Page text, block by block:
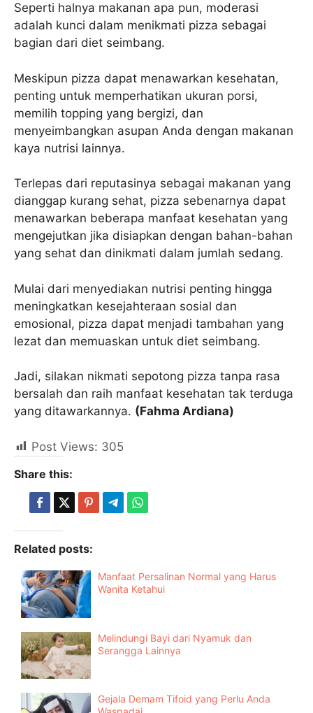
Seperti halnya makanan apa pun, moderasi
adalah kunci dalam menikmati pizza sebagai
bagian dari diet seimbang.
Meskipun pizza dapat menawarkan kesehatan,
penting untuk memperhatikan ukuran porsi,
memilih topping yang bergizi, dan
menyeimbangkan asupan Anda dengan makanan
kaya nutrisi lainnya.
Terlepas dari reputasinya sebagai makanan yang
dianggap kurang sehat, pizza sebenarnya dapat
menawarkan beberapa manfaat kesehatan yang
mengejutkan jika disiapkan dengan bahan-bahan
yang sehat dan dinikmati dalam jumlah sedang.
Mulai dari menyediakan nutrisi penting hingga
meningkatkan kesejahteraan sosial dan
emosional, pizza dapat menjadi tambahan yang
lezat dan memuaskan untuk diet seimbang.
Jadi, silakan nikmati sepotong pizza tanpa rasa
bersalah dan raih manfaat kesehatan tak terduga
yang ditawarkannya. (Fahma Ardiana)
Post Views: 305
Share this:
Related posts:
Manfaat Persalinan Normal yang Harus
Wanita Ketahui
Melindungi Bayi dari Nyamuk dan
Serangga Lainnya
Gejala Demam Tifoid yang Perlu Anda